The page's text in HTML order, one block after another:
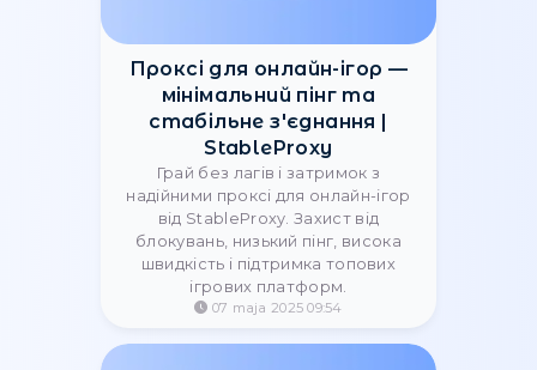
имеют свои особенности и
преимущества, о которых следует
знать организациям для
повышения эффективности
работы. Какие задачи они
выполняют, и как их лучше
использовать?
07 maja 2025 10:15